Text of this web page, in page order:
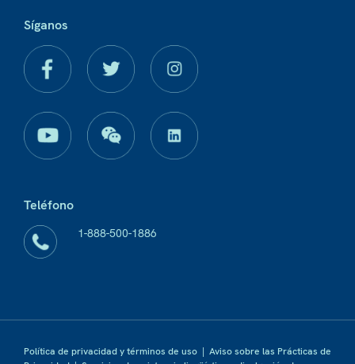
Síganos
Teléfono
1-888-500-1886
Política de privacidad y términos de uso | Aviso sobre las Prácticas de